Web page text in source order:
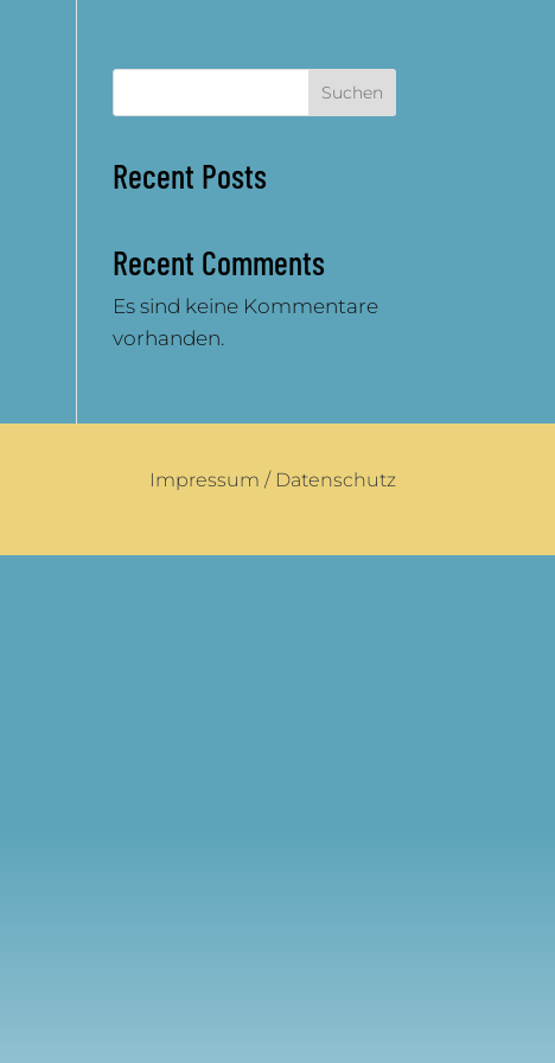
Suchen
Recent Posts
Recent Comments
Es sind keine Kommentare
vorhanden.
Impressum / Datenschutz